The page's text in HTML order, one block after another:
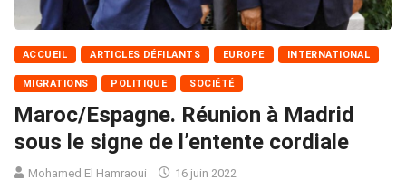
ACCUEIL ARTICLES DÉFILANTS EUROPE INTERNATIONAL
MIGRATIONS POLITIQUE SOCIÉTÉ
Maroc/Espagne. Réunion à Madrid
sous le signe de l’entente cordiale
Mohamed El Hamraoui 16 juin 2022